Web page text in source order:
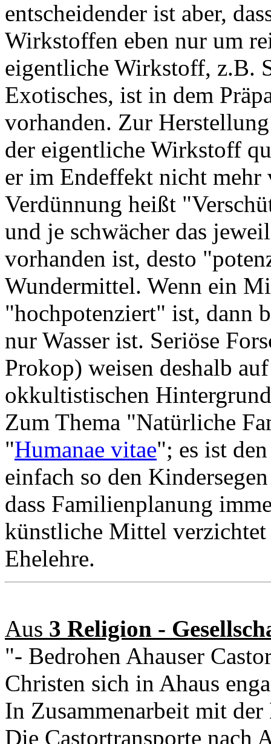
entscheidender ist aber,
Wirkstoffen eben nur um
eigentliche Wirkstoff, z.B.
Exotisches, ist in dem
vorhanden. Zur
der eigentliche Wirkstoff
er im Endeffekt nicht mehr
Verdünnung heißt
und je schwächer das
vorhanden ist, desto
Wundermittel. Wenn ein
"hochpotenziert" ist, dann
nur Wasser ist. Seriöse
Prokop) weisen deshalb
okkultistischen
Zum Thema "Natürliche
"Humanae vitae"; es ist
einfach so den
dass Familienplanung
künstliche Mittel
Ehelehre.
Aus 3 Religion -
"- Bedrohen Ahauser
Christen sich in Ahaus
In Zusammenarbeit mit
Die Castortransporte nach